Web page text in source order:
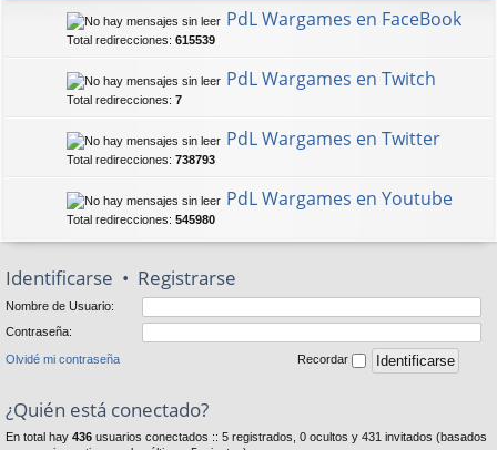
PdL Wargames en FaceBook
Total redirecciones: 615539
PdL Wargames en Twitch
Total redirecciones: 7
PdL Wargames en Twitter
Total redirecciones: 738793
PdL Wargames en Youtube
Total redirecciones: 545980
Identificarse • Registrarse
Nombre de Usuario:
Contraseña:
Olvidé mi contraseña Recordar
¿Quién está conectado?
En total hay 436 usuarios conectados :: 5 registrados, 0 ocultos y 431 invitados (basados